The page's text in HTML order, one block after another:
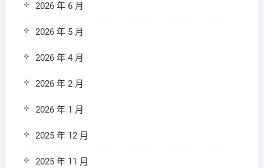
2026 年 6 月
2026 年 5 月
2026 年 4 月
2026 年 2 月
2026 年 1 月
2025 年 12 月
2025 年 11 月